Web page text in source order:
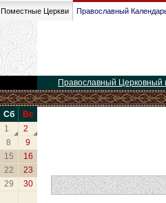
Поместные Церкви Православный
Православный Церковный
Сб
Вс
1
2
8
9
15
16
22
23
29
30